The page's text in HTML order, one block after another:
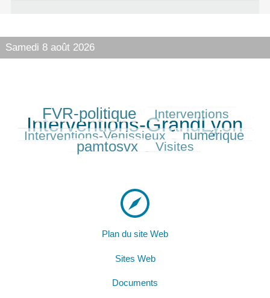
Samedi 8 août 2026
299/427FVR-politique
171/427 Interventions
427/427
Interventions-GrandLyon
158/427
Interventions-Venissieux
207/427 numérique
252/427
pamtosvx Visites
Plan du site Web
Sites Web
Documents